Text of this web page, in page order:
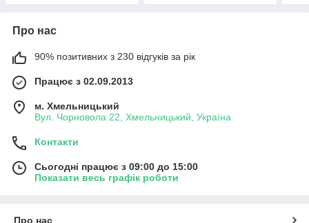
Про нас
90% позитивних з 230 відгуків за рік
Працює з 02.09.2013
м. Хмельницький
Вул. Чорновола 22, Хмельницький, Україна
Контакти
Сьогодні працює з 09:00 до 15:00
Показати весь графік роботи
Про нас